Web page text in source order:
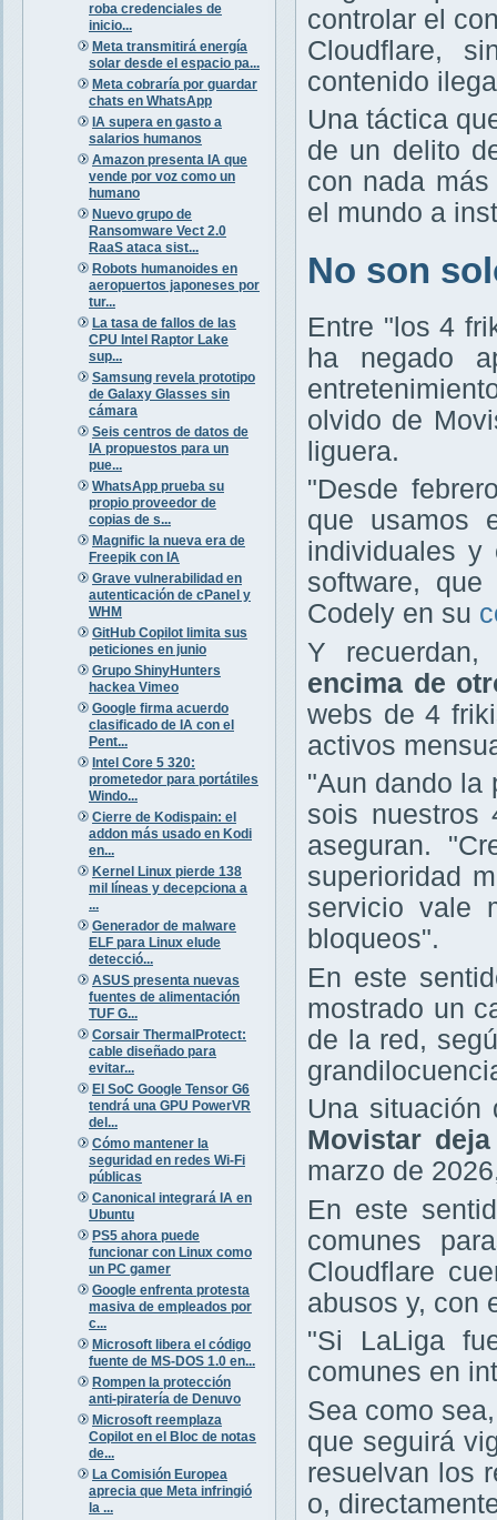
roba credenciales de
inicio...
Meta transmitirá energía
solar desde el espacio pa...
Meta cobraría por guardar
chats en WhatsApp
IA supera en gasto a
salarios humanos
Amazon presenta IA que
vende por voz como un
humano
Nuevo grupo de
Ransomware Vect 2.0
RaaS ataca sist...
Robots humanoides en
aeropuertos japoneses por
tur...
La tasa de fallos de las
CPU Intel Raptor Lake
sup...
Samsung revela prototipo
de Galaxy Glasses sin
cámara
Seis centros de datos de
IA propuestos para un
pue...
WhatsApp prueba su
propio proveedor de
copias de s...
Magnific la nueva era de
Freepik con IA
Grave vulnerabilidad en
autenticación de cPanel y
WHM
GitHub Copilot limita sus
peticiones en junio
Grupo ShinyHunters
hackea Vimeo
Google firma acuerdo
clasificado de IA con el
Pent...
Intel Core 5 320:
prometedor para portátiles
Windo...
Cierre de Kodispain: el
addon más usado en Kodi
en...
Kernel Linux pierde 138
mil líneas y decepciona a
...
Generador de malware
ELF para Linux elude
detecció...
ASUS presenta nuevas
fuentes de alimentación
TUF G...
Corsair ThermalProtect:
cable diseñado para
evitar...
El SoC Google Tensor G6
tendrá una GPU PowerVR
del...
Cómo mantener la
seguridad en redes Wi-Fi
públicas
Canonical integrará IA en
Ubuntu
PS5 ahora puede
funcionar con Linux como
un PC gamer
Google enfrenta protesta
masiva de empleados por
c...
Microsoft libera el código
fuente de MS-DOS 1.0 en...
Rompen la protección
anti-piratería de Denuvo
Microsoft reemplaza
Copilot en el Bloc de notas
de...
La Comisión Europea
aprecia que Meta infringió
la ...
controlar el
Cloudflare,
contenido
Una táctica
de un delito
con nada
el mundo a
No son
Entre "los 4
ha negado
olvido de
liguera.
"Desde
que usamos
individuales y
software,
Codely en su
Y
encima de
webs de 4
activos
"Aun dando la
sois nuestros
aseguran.
superioridad
servicio vale
bloqueos".
En este
mostrado un
de la red,
Una
Movistar
marzo de
En este
comunes
Cloudflare
abusos y, con
"Si LaLiga
comunes en
Sea como
que seguirá
resuelvan los
o,